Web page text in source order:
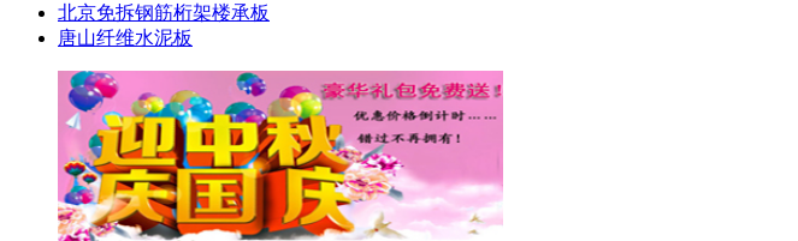
北京免拆钢筋桁架楼承板
唐山纤维水泥板